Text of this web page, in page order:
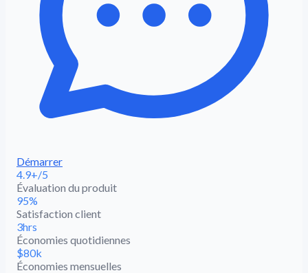
Démarrer
4.9+/5
Évaluation du produit
95%
Satisfaction client
3hrs
Économies quotidiennes
$80k
Économies mensuelles